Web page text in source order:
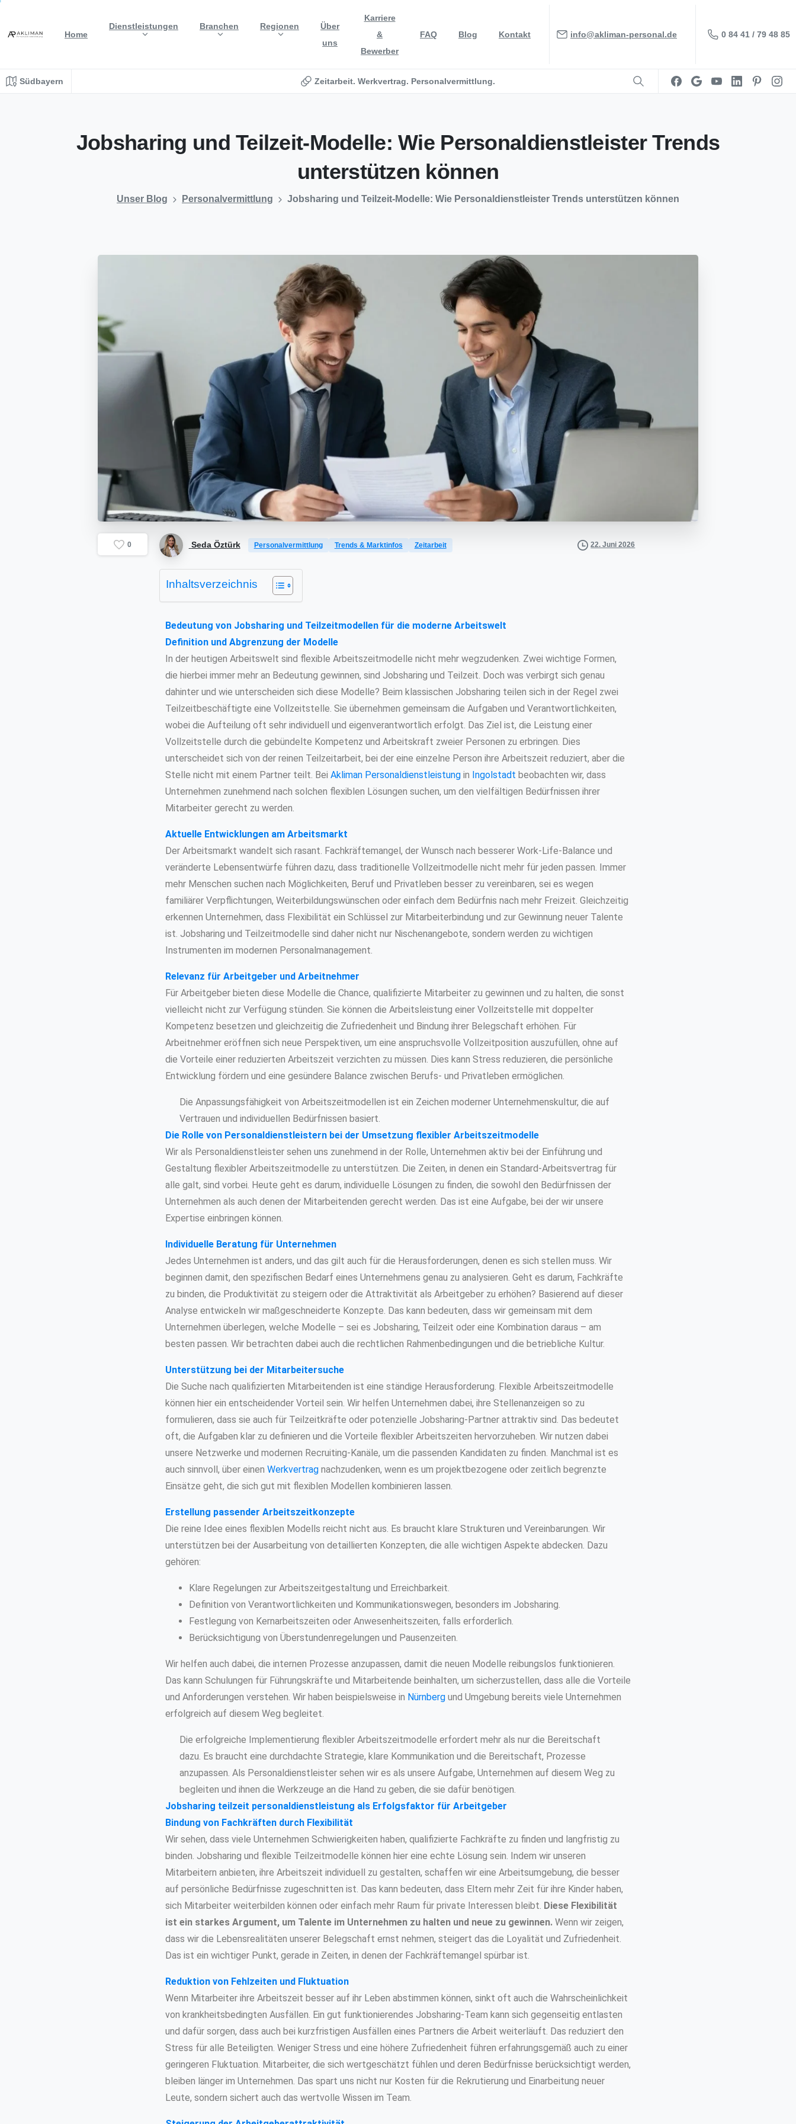
Home
Dienstleistungen Branchen Regionen
Über
uns
Karriere
&
Bewerber
FAQ Blog Kontakt info@akliman-personal.de 0 84 41 / 79 48 85
Südbayern Zeitarbeit. Werkvertrag. Personalvermittlung.
Jobsharing und Teilzeit-Modelle: Wie Personaldienstleister Trends
unterstützen können
Unser Blog Personalvermittlung Jobsharing und Teilzeit-Modelle: Wie Personaldienstleister Trends unterstützen können
0 Seda Öztürk Personalvermittlung Trends & Marktinfos Zeitarbeit 22. Juni 2026
Inhaltsverzeichnis
Bedeutung von Jobsharing und Teilzeitmodellen für die moderne Arbeitswelt
Definition und Abgrenzung der Modelle
In der heutigen Arbeitswelt sind flexible Arbeitszeitmodelle nicht mehr wegzudenken. Zwei wichtige Formen,
die hierbei immer mehr an Bedeutung gewinnen, sind Jobsharing und Teilzeit. Doch was verbirgt sich genau
dahinter und wie unterscheiden sich diese Modelle? Beim klassischen Jobsharing teilen sich in der Regel zwei
Teilzeitbeschäftigte eine Vollzeitstelle. Sie übernehmen gemeinsam die Aufgaben und Verantwortlichkeiten,
wobei die Aufteilung oft sehr individuell und eigenverantwortlich erfolgt. Das Ziel ist, die Leistung einer
Vollzeitstelle durch die gebündelte Kompetenz und Arbeitskraft zweier Personen zu erbringen. Dies
unterscheidet sich von der reinen Teilzeitarbeit, bei der eine einzelne Person ihre Arbeitszeit reduziert, aber die
Stelle nicht mit einem Partner teilt. Bei Akliman Personaldienstleistungin Ingolstadt beobachten wir, dass
Unternehmen zunehmend nach solchen flexiblen Lösungen suchen, um den vielfältigen Bedürfnissen ihrer
Mitarbeiter gerecht zu werden.
Aktuelle Entwicklungen am Arbeitsmarkt
Der Arbeitsmarkt wandelt sich rasant. Fachkräftemangel, der Wunsch nach besserer Work-Life-Balance und
veränderte Lebensentwürfe führen dazu, dass traditionelle Vollzeitmodelle nicht mehr für jeden passen. Immer
mehr Menschen suchen nach Möglichkeiten, Beruf und Privatleben besser zu vereinbaren, sei es wegen
familiärer Verpflichtungen, Weiterbildungswünschen oder einfach dem Bedürfnis nach mehr Freizeit. Gleichzeitig
erkennen Unternehmen, dass Flexibilität ein Schlüssel zur Mitarbeiterbindung und zur Gewinnung neuer Talente
ist. Jobsharing und Teilzeitmodelle sind daher nicht nur Nischenangebote, sondern werden zu wichtigen
Instrumenten im modernen Personalmanagement.
Relevanz für Arbeitgeber und Arbeitnehmer
Für Arbeitgeber bieten diese Modelle die Chance, qualifizierte Mitarbeiter zu gewinnen und zu halten, die sonst
vielleicht nicht zur Verfügung stünden. Sie können die Arbeitsleistung einer Vollzeitstelle mit doppelter
Kompetenz besetzen und gleichzeitig die Zufriedenheit und Bindung ihrer Belegschaft erhöhen. Für
Arbeitnehmer eröffnen sich neue Perspektiven, um eine anspruchsvolle Vollzeitposition auszufüllen, ohne auf
die Vorteile einer reduzierten Arbeitszeit verzichten zu müssen. Dies kann Stress reduzieren, die persönliche
Entwicklung fördern und eine gesündere Balance zwischen Berufs- und Privatleben ermöglichen.
Die Anpassungsfähigkeit von Arbeitszeitmodellen ist ein Zeichen moderner Unternehmenskultur, die auf
Vertrauen und individuellen Bedürfnissen basiert.
Die Rolle von Personaldienstleistern bei der Umsetzung flexibler Arbeitszeitmodelle
Wir als Personaldienstleister sehen uns zunehmend in der Rolle, Unternehmen aktiv bei der Einführung und
Gestaltung flexibler Arbeitszeitmodelle zu unterstützen. Die Zeiten, in denen ein Standard-Arbeitsvertrag für
alle galt, sind vorbei. Heute geht es darum, individuelle Lösungen zu finden, die sowohl den Bedürfnissen der
Unternehmen als auch denen der Mitarbeitenden gerecht werden. Das ist eine Aufgabe, bei der wir unsere
Expertise einbringen können.
Individuelle Beratung für Unternehmen
Jedes Unternehmen ist anders, und das gilt auch für die Herausforderungen, denen es sich stellen muss. Wir
beginnen damit, den spezifischen Bedarf eines Unternehmens genau zu analysieren. Geht es darum, Fachkräfte
zu binden, die Produktivität zu steigern oder die Attraktivität als Arbeitgeber zu erhöhen? Basierend auf dieser
Analyse entwickeln wir maßgeschneiderte Konzepte. Das kann bedeuten, dass wir gemeinsam mit dem
Unternehmen überlegen, welche Modelle – sei es Jobsharing, Teilzeit oder eine Kombination daraus – am
besten passen. Wir betrachten dabei auch die rechtlichen Rahmenbedingungen und die betriebliche Kultur.
Unterstützung bei der Mitarbeitersuche
Die Suche nach qualifizierten Mitarbeitenden ist eine ständige Herausforderung. Flexible Arbeitszeitmodelle
können hier ein entscheidender Vorteil sein. Wir helfen Unternehmen dabei, ihre Stellenanzeigen so zu
formulieren, dass sie auch für Teilzeitkräfte oder potenzielle Jobsharing-Partner attraktiv sind. Das bedeutet
oft, die Aufgaben klar zu definieren und die Vorteile flexibler Arbeitszeiten hervorzuheben. Wir nutzen dabei
unsere Netzwerke und modernen Recruiting-Kanäle, um die passenden Kandidaten zu finden. Manchmal ist es
auch sinnvoll, über einen Werkvertragnachzudenken, wenn es um projektbezogene oder zeitlich begrenzte
Einsätze geht, die sich gut mit flexiblen Modellen kombinieren lassen.
Erstellung passender Arbeitszeitkonzepte
Die reine Idee eines flexiblen Modells reicht nicht aus. Es braucht klare Strukturen und Vereinbarungen. Wir
unterstützen bei der Ausarbeitung von detaillierten Konzepten, die alle wichtigen Aspekte abdecken. Dazu
gehören:
Klare Regelungen zur Arbeitszeitgestaltung und Erreichbarkeit.
Definition von Verantwortlichkeiten und Kommunikationswegen, besonders im Jobsharing.
Festlegung von Kernarbeitszeiten oder Anwesenheitszeiten, falls erforderlich.
Berücksichtigung von Überstundenregelungen und Pausenzeiten.
Wir helfen auch dabei, die internen Prozesse anzupassen, damit die neuen Modelle reibungslos funktionieren.
Das kann Schulungen für Führungskräfte und Mitarbeitende beinhalten, um sicherzustellen, dass alle die Vorteile
und Anforderungen verstehen. Wir haben beispielsweise in Nürnbergund Umgebung bereits viele Unternehmen
erfolgreich auf diesem Weg begleitet.
Die erfolgreiche Implementierung flexibler Arbeitszeitmodelle erfordert mehr als nur die Bereitschaft
dazu. Es braucht eine durchdachte Strategie, klare Kommunikation und die Bereitschaft, Prozesse
anzupassen. Als Personaldienstleister sehen wir es als unsere Aufgabe, Unternehmen auf diesem Weg zu
begleiten und ihnen die Werkzeuge an die Hand zu geben, die sie dafür benötigen.
Jobsharing teilzeit personaldienstleistung als Erfolgsfaktor für Arbeitgeber
Bindung von Fachkräften durch Flexibilität
Wir sehen, dass viele Unternehmen Schwierigkeiten haben, qualifizierte Fachkräfte zu finden und langfristig zu
binden. Jobsharing und flexible Teilzeitmodelle können hier eine echte Lösung sein. Indem wir unseren
Mitarbeitern anbieten, ihre Arbeitszeit individuell zu gestalten, schaffen wir eine Arbeitsumgebung, die besser
auf persönliche Bedürfnisse zugeschnitten ist. Das kann bedeuten, dass Eltern mehr Zeit für ihre Kinder haben,
sich Mitarbeiter weiterbilden können oder einfach mehr Raum für private Interessen bleibt. Diese Flexibilität
ist ein starkes Argument, um Talente im Unternehmen zu halten und neue zu gewinnen.Wenn wir zeigen,
dass wir die Lebensrealitäten unserer Belegschaft ernst nehmen, steigert das die Loyalität und Zufriedenheit.
Das ist ein wichtiger Punkt, gerade in Zeiten, in denen der Fachkräftemangel spürbar ist.
Reduktion von Fehlzeiten und Fluktuation
Wenn Mitarbeiter ihre Arbeitszeit besser auf ihr Leben abstimmen können, sinkt oft auch die Wahrscheinlichkeit
von krankheitsbedingten Ausfällen. Ein gut funktionierendes Jobsharing-Team kann sich gegenseitig entlasten
und dafür sorgen, dass auch bei kurzfristigen Ausfällen eines Partners die Arbeit weiterläuft. Das reduziert den
Stress für alle Beteiligten. Weniger Stress und eine höhere Zufriedenheit führen erfahrungsgemäß auch zu einer
geringeren Fluktuation. Mitarbeiter, die sich wertgeschätzt fühlen und deren Bedürfnisse berücksichtigt werden,
bleiben länger im Unternehmen. Das spart uns nicht nur Kosten für die Rekrutierung und Einarbeitung neuer
Leute, sondern sichert auch das wertvolle Wissen im Team.